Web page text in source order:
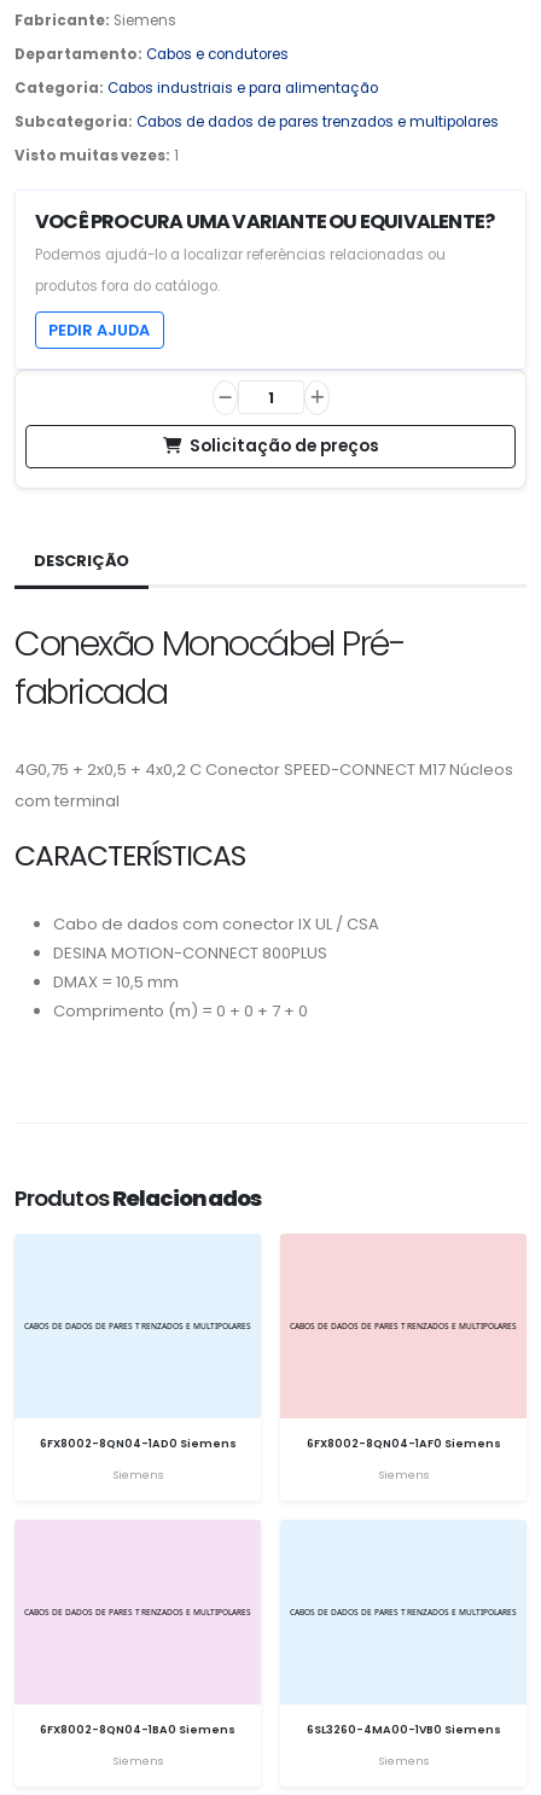
Fabricante: Siemens
Departamento: Cabos e condutores
Categoria: Cabos industriais e para alimentação
Subcategoria: Cabos de dados de pares trenzados e multipolares
Visto muitas vezes: 1
VOCÊ PROCURA UMA VARIANTE OU EQUIVALENTE?
Podemos ajudá-lo a localizar referências relacionadas ou
produtos fora do catálogo.
PEDIR AJUDA
Solicitação de preços
DESCRIÇÃO
Conexão Monocábel Pré-
fabricada
4G0,75 + 2x0,5 + 4x0,2 C Conector SPEED-CONNECT M17 Núcleos
com terminal
CARACTERÍSTICAS
Cabo de dados com conector IX UL / CSA
DESINA MOTION-CONNECT 800PLUS
DMAX = 10,5 mm
Comprimento (m) = 0 + 0 + 7 + 0
ProdutosRelacionados
6FX8002-8QN04-1AD0 Siemens
Siemens
6FX8002-8QN04-1AF0 Siemens
Siemens
6FX8002-8QN04-1BA0 Siemens
Siemens
6SL3260-4MA00-1VB0 Siemens
Siemens